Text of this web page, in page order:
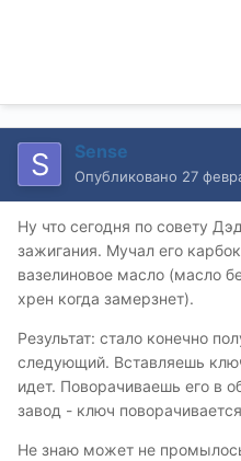
Sense
Опубликовано 27
Ну что сегодня по совету
зажигания. Мучал его
вазелиновое масло (масло
хрен когда замерзнет).
Результат: стало конечно
следующий. Вставляешь
идет. Поворачиваешь его в
завод - ключ
Не знаю может не